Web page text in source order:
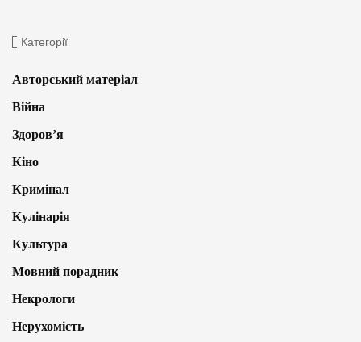
Категорії
Авторський матеріал
Війна
Здоров’я
Кіно
Кримінал
Кулінарія
Культура
Мовний порадник
Некрологи
Нерухомість